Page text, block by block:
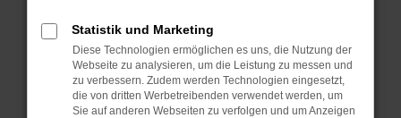
Betriebssystem auf dem neuesten Stand
sind.
Veraltete Software birgt nicht nur ein
Sicherheitsrisiko, sondern kann auch dazu
führen, dass bestimmte Funktionen nicht mehr
Statistik und Marketing
Diese Technologien ermöglichen es uns, die Nutzung der
Webseite zu analysieren, um die Leistung zu messen und
zu verbessern. Zudem werden Technologien eingesetzt,
die von dritten Werbetreibenden verwendet werden, um
Sie auf anderen Webseiten zu verfolgen und um Anzeigen